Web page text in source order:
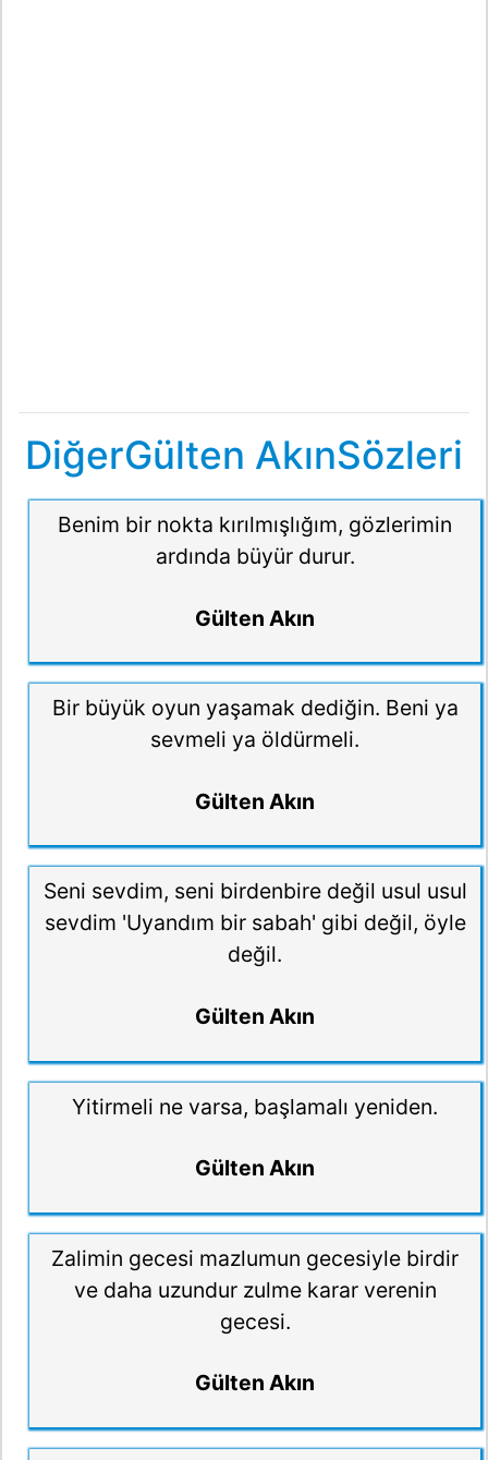
DiğerGülten AkınSözleri
Benim bir nokta kırılmışlığım, gözlerimin
ardında büyür durur.
Gülten Akın
Bir büyük oyun yaşamak dediğin. Beni ya
sevmeli ya öldürmeli.
Gülten Akın
Seni sevdim, seni birdenbire değil usul usul
sevdim 'Uyandım bir sabah' gibi değil, öyle
değil.
Gülten Akın
Yitirmeli ne varsa, başlamalı yeniden.
Gülten Akın
Zalimin gecesi mazlumun gecesiyle birdir
ve daha uzundur zulme karar verenin
gecesi.
Gülten Akın